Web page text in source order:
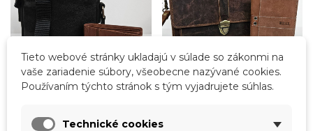
Pánska sada - kožená
Pánska hnedá sada -
Tieto webové stránky ukladajú v súlade so zákonmi na
vaše zariadenie súbory, všeobecne nazývané cookies.
Používaním týchto stránok s tým vyjadrujete súhlas.
Technické cookies